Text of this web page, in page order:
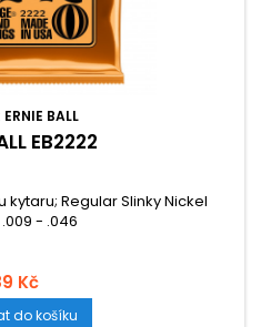
ERNIE BALL
EB2222
Regular Slinky Nickel
- .046
Kč
do košíku